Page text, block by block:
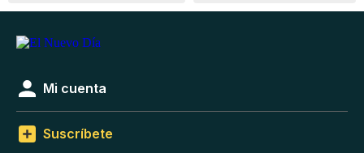
Mi cuenta
Suscríbete